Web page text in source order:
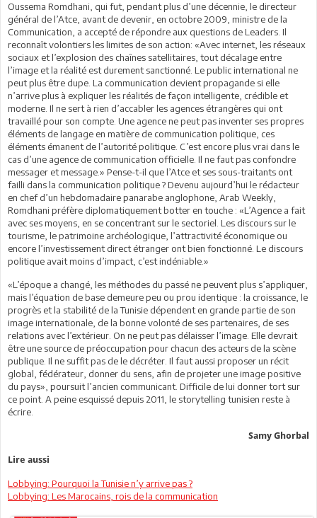
Oussema Romdhani, qui fut, pendant plus d’une décennie, le directeur
général de l’Atce, avant de devenir, en octobre 2009, ministre de la
Communication, a accepté de répondre aux questions de Leaders. Il
reconnaît volontiers les limites de son action: «Avec internet, les réseaux
sociaux et l’explosion des chaînes satellitaires, tout décalage entre
l’image et la réalité est durement sanctionné. Le public international ne
peut plus être dupe. La communication devient propagande si elle
n’arrive plus à expliquer les réalités de façon intelligente, crédible et
moderne. Il ne sert à rien d’accabler les agences étrangères qui ont
travaillé pour son compte. Une agence ne peut pas inventer ses propres
éléments de langage en matière de communication politique, ces
éléments émanent de l’autorité politique. C’est encore plus vrai dans le
cas d’une agence de communication officielle. Il ne faut pas confondre
messager et message.» Pense-t-il que l’Atce et ses sous-traitants ont
failli dans la communication politique ? Devenu aujourd’hui le rédacteur
en chef d’un hebdomadaire panarabe anglophone, Arab Weekly,
Romdhani préfère diplomatiquement botter en touche : «L’Agence a fait
avec ses moyens, en se concentrant sur le sectoriel. Les discours sur le
tourisme, le patrimoine archéologique, l’attractivité économique ou
encore l’investissement direct étranger ont bien fonctionné. Le discours
politique avait moins d’impact, c’est indéniable.»
«L’époque a changé, les méthodes du passé ne peuvent plus s’appliquer,
mais l’équation de base demeure peu ou prou identique : la croissance, le
progrès et la stabilité de la Tunisie dépendent en grande partie de son
image internationale, de la bonne volonté de ses partenaires, de ses
relations avec l’extérieur. On ne peut pas délaisser l’image. Elle devrait
être une source de préoccupation pour chacun des acteurs de la scène
publique. Il ne suffit pas de le décréter. Il faut aussi proposer un récit
global, fédérateur, donner du sens, afin de projeter une image positive
du pays», poursuit l’ancien communicant. Difficile de lui donner tort sur
ce point. A peine esquissé depuis 2011, le storytelling tunisien reste à
écrire.
Samy Ghorbal
Lire aussi
Lobbying: Pourquoi la Tunisie n’y arrive pas ?
Lobbying: Les Marocains, rois de la communication